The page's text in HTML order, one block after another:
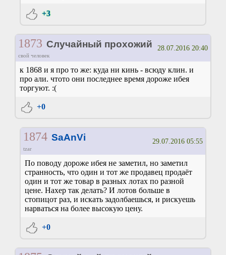
+3
1873 Случайный прохожий
свой человек
28.07.2016 20:40
к 1868 и я про то же: куда ни кинь - всюду клин. и
про али. чтото они последнее время дороже ибея
торгуют. :(
+0
1874 SaAnVi
tzar
29.07.2016 05:55
По поводу дороже ибея не заметил, но заметил
странность, что один и тот же продавец продаёт
один и тот же товар в разных лотах по разной
цене. Нахер так делать? И лотов больше в
стопицот раз, и искать задолбаешься, и рискуешь
нарваться на более высокую цену.
+0